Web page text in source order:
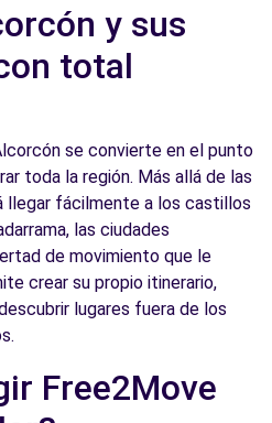
VELASCO, S.L. -
6.4
km
km
y sus
total
se convierte en el punto
toda la región. Más allá de las
llegar fácilmente a los castillos
las ciudades
de movimiento que le
crear su propio itinerario,
lugares fuera de los
Free2Move